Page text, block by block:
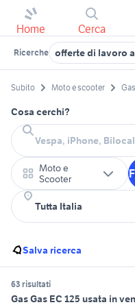
Home Cerca
Ricerche offerte di lavoro
Subito Moto e scooter
Cosa cerchi?
Moto e
Scooter
Salva ricerca
63 risultati
Gas Gas EC 125 usata in